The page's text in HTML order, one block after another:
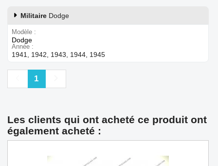
Militaire Dodge
Modèle
Dodge
Année
1941, 1942, 1943, 1944, 1945
Précédent
1
Les clients qui ont acheté ce produit ont
également acheté :